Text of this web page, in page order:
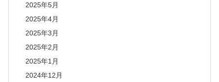
2025年5月
2025年4月
2025年3月
2025年2月
2025年1月
2024年12月